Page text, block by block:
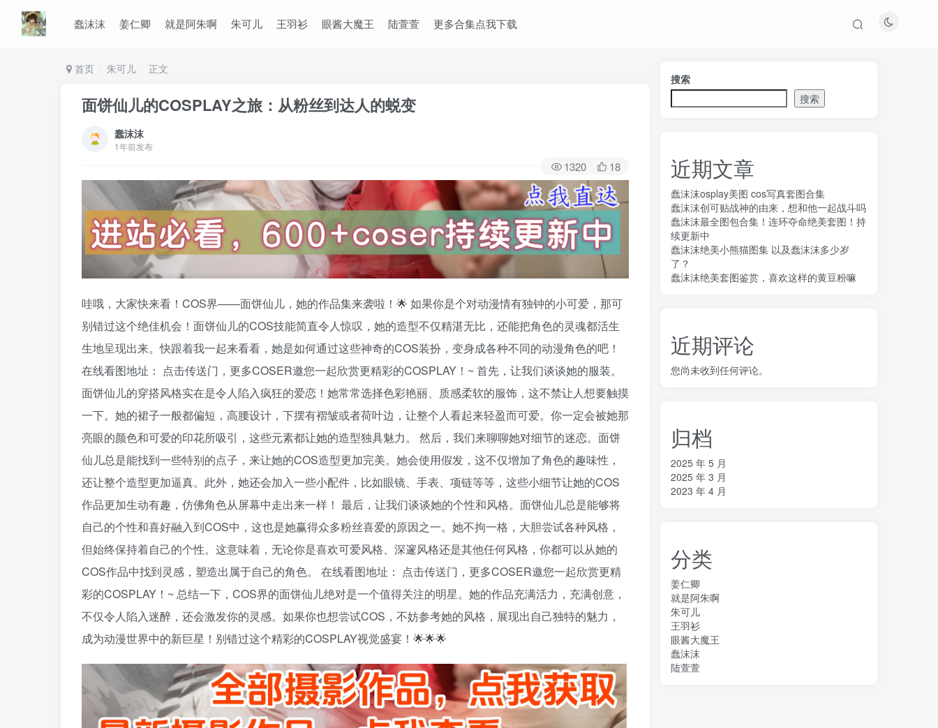
蠢沫沫 姜仁卿 就是阿朱啊 朱可儿 王羽衫 眼酱大魔王 陆萱萱 更多合集点我下载
首页 朱可儿 正文
面饼仙儿的COSPLAY之旅：从粉丝到达人的蜕变
蠢沫沫
1年前发布
1320 18
哇哦，大家快来看！COS界——面饼仙儿，她的作品集来袭啦！🌟 如果你是个对动漫情有独钟的小可爱，那可
别错过这个绝佳机会！面饼仙儿的COS技能简直令人惊叹，她的造型不仅精湛无比，还能把角色的灵魂都活生
生地呈现出来。快跟着我一起来看看，她是如何通过这些神奇的COS装扮，变身成各种不同的动漫角色的吧！
在线看图地址： 点击传送门，更多COSER邀您一起欣赏更精彩的COSPLAY！~ 首先，让我们谈谈她的服装。
面饼仙儿的穿搭风格实在是令人陷入疯狂的爱恋！她常常选择色彩艳丽、质感柔软的服饰，这不禁让人想要触摸
一下。她的裙子一般都偏短，高腰设计，下摆有褶皱或者荷叶边，让整个人看起来轻盈而可爱。你一定会被她那
亮眼的颜色和可爱的印花所吸引，这些元素都让她的造型独具魅力。 然后，我们来聊聊她对细节的迷恋。面饼
仙儿总是能找到一些特别的点子，来让她的COS造型更加完美。她会使用假发，这不仅增加了角色的趣味性，
还让整个造型更加逼真。此外，她还会加入一些小配件，比如眼镜、手表、项链等等，这些小细节让她的COS
作品更加生动有趣，仿佛角色从屏幕中走出来一样！ 最后，让我们谈谈她的个性和风格。面饼仙儿总是能够将
自己的个性和喜好融入到COS中，这也是她赢得众多粉丝喜爱的原因之一。她不拘一格，大胆尝试各种风格，
但始终保持着自己的个性。这意味着，无论你是喜欢可爱风格、深邃风格还是其他任何风格，你都可以从她的
COS作品中找到灵感，塑造出属于自己的角色。 在线看图地址： 点击传送门，更多COSER邀您一起欣赏更精
彩的COSPLAY！~ 总结一下，COS界的面饼仙儿绝对是一个值得关注的明星。她的作品充满活力，充满创意，
不仅令人陷入迷醉，还会激发你的灵感。如果你也想尝试COS，不妨参考她的风格，展现出自己独特的魅力，
成为动漫世界中的新巨星！别错过这个精彩的COSPLAY视觉盛宴！🌟🌟🌟
搜索
搜索
近期文章
蠢沫沫osplay美图 cos写真套图合集
蠢沫沫创可贴战神的由来，想和他一起战斗吗
蠢沫沫最全图包合集！连环夺命绝美套图！持
续更新中
蠢沫沫绝美小熊猫图集 以及蠢沫沫多少岁
了？
蠢沫沫绝美套图鉴赏，喜欢这样的黄豆粉嘛
近期评论
您尚未收到任何评论。
归档
2025 年 5 月
2025 年 3 月
2023 年 4 月
分类
姜仁卿
就是阿朱啊
朱可儿
王羽衫
眼酱大魔王
蠢沫沫
陆萱萱